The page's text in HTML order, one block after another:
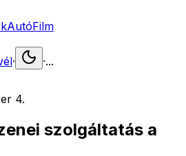
AutóFilm
· ·...
4.
szolgáltatás a